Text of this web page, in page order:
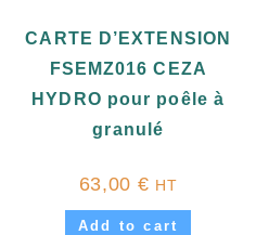
CARTE D’EXTENSION
FSEMZ016 CEZA
HYDRO pour poêle à
granulé
63,00 € HT
Add to cart